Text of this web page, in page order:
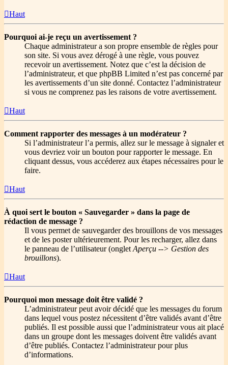
Haut
Pourquoi ai-je reçu un avertissement ?
Chaque administrateur a son propre ensemble de règles pour
son site. Si vous avez dérogé à une règle, vous pouvez
recevoir un avertissement. Notez que c’est la décision de
l’administrateur, et que phpBB Limited n’est pas concerné par
les avertissements d’un site donné. Contactez l’administrateur
si vous ne comprenez pas les raisons de votre avertissement.
Haut
Comment rapporter des messages à un modérateur ?
Si l’administrateur l’a permis, allez sur le message à signaler et
vous devriez voir un bouton pour rapporter le message. En
cliquant dessus, vous accéderez aux étapes nécessaires pour le
faire.
Haut
À quoi sert le bouton « Sauvegarder » dans la page de
rédaction de message ?
Il vous permet de sauvegarder des brouillons de vos messages
et de les poster ultérieurement. Pour les recharger, allez dans
le panneau de l’utilisateur (onglet Aperçu --> Gestion des
brouillons).
Haut
Pourquoi mon message doit être validé ?
L’administrateur peut avoir décidé que les messages du forum
dans lequel vous postez nécessitent d’être validés avant d’être
publiés. Il est possible aussi que l’administrateur vous ait placé
dans un groupe dont les messages doivent être validés avant
d’être publiés. Contactez l’administrateur pour plus
d’informations.